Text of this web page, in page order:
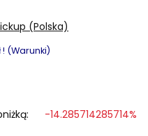
(Polska)
(Warunki)
-14.285714285714%